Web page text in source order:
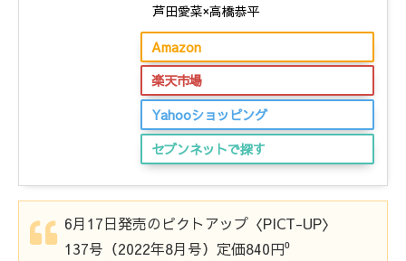
芦田愛菜×高橋恭平
Amazon
楽天市場
Yahooショッピング
セブンネットで探す
6月17日発売のピクトアップ〈PICT-UP〉
137号（2022年8月号）定価840円⁰